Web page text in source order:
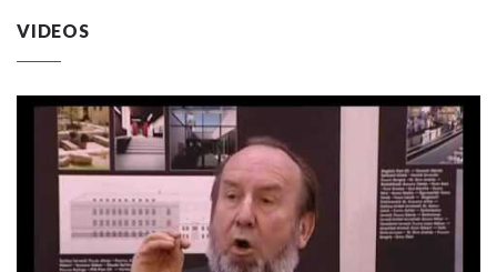
VIDEOS